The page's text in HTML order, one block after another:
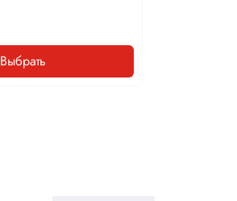
Выбрать